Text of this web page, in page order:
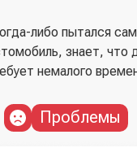
либо пытался
знает, что
немалого
Проблемы